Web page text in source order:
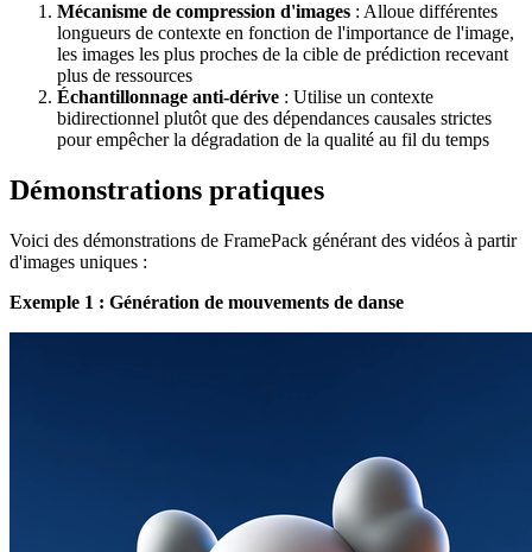
Mécanisme de compression d'images : Alloue différentes
longueurs de contexte en fonction de l'importance de l'image,
les images les plus proches de la cible de prédiction recevant
plus de ressources
Échantillonnage anti-dérive : Utilise un contexte
bidirectionnel plutôt que des dépendances causales strictes
pour empêcher la dégradation de la qualité au fil du temps
Démonstrations pratiques
Voici des démonstrations de FramePack générant des vidéos à partir
d'images uniques :
Exemple 1 : Génération de mouvements de danse